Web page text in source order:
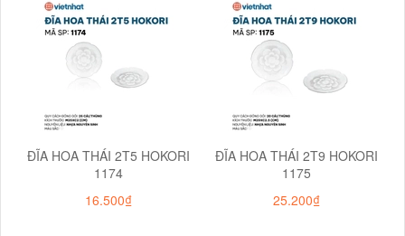
ĐĨA HOA THÁI 2T5 HOKORI
1174
16.500₫
ĐĨA HOA THÁI 2T9 HOKORI
1175
25.200₫